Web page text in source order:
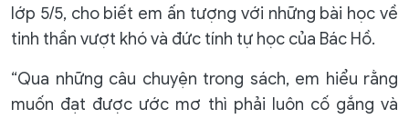
lớp 5/5, cho biết em ấn tượng với những bài học về
tinh thần vượt khó và đức tính tự học của Bác Hồ.
“Qua những câu chuyện trong sách, em hiểu rằng
muốn đạt được ước mơ thì phải luôn cố gắng và